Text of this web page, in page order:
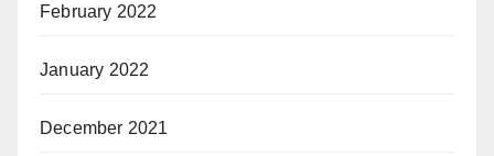
February 2022
January 2022
December 2021